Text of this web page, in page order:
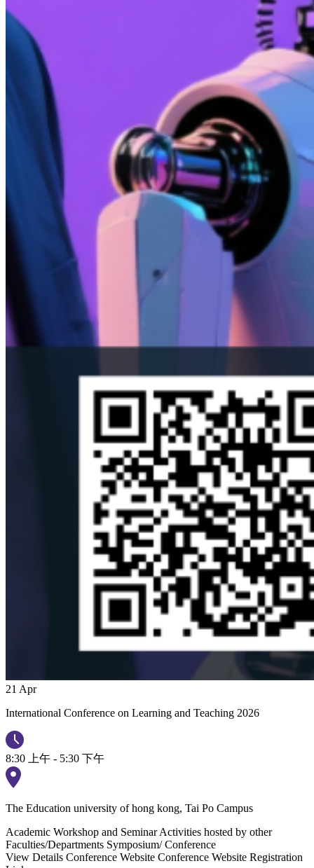
21 Apr
International Conference on Learning and Teaching 2026
8:30 上午 - 5:30 下午
The Education university of hong kong, Tai Po Campus
Academic Workshop and Seminar Activities hosted by other
Faculties/Departments Symposium/ Conference
View Details Conference Website Conference Website Registration